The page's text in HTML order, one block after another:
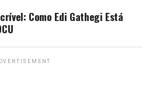
Como Edi Gathegi Está